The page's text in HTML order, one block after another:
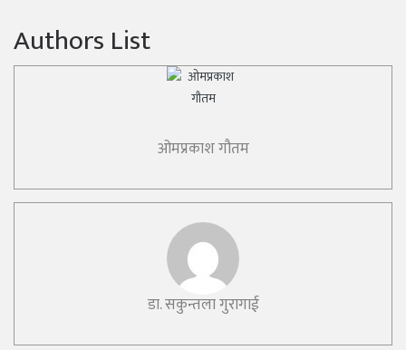
Authors List
ओमप्रकाश गौतम
डा. सकुन्तला गुरागाई